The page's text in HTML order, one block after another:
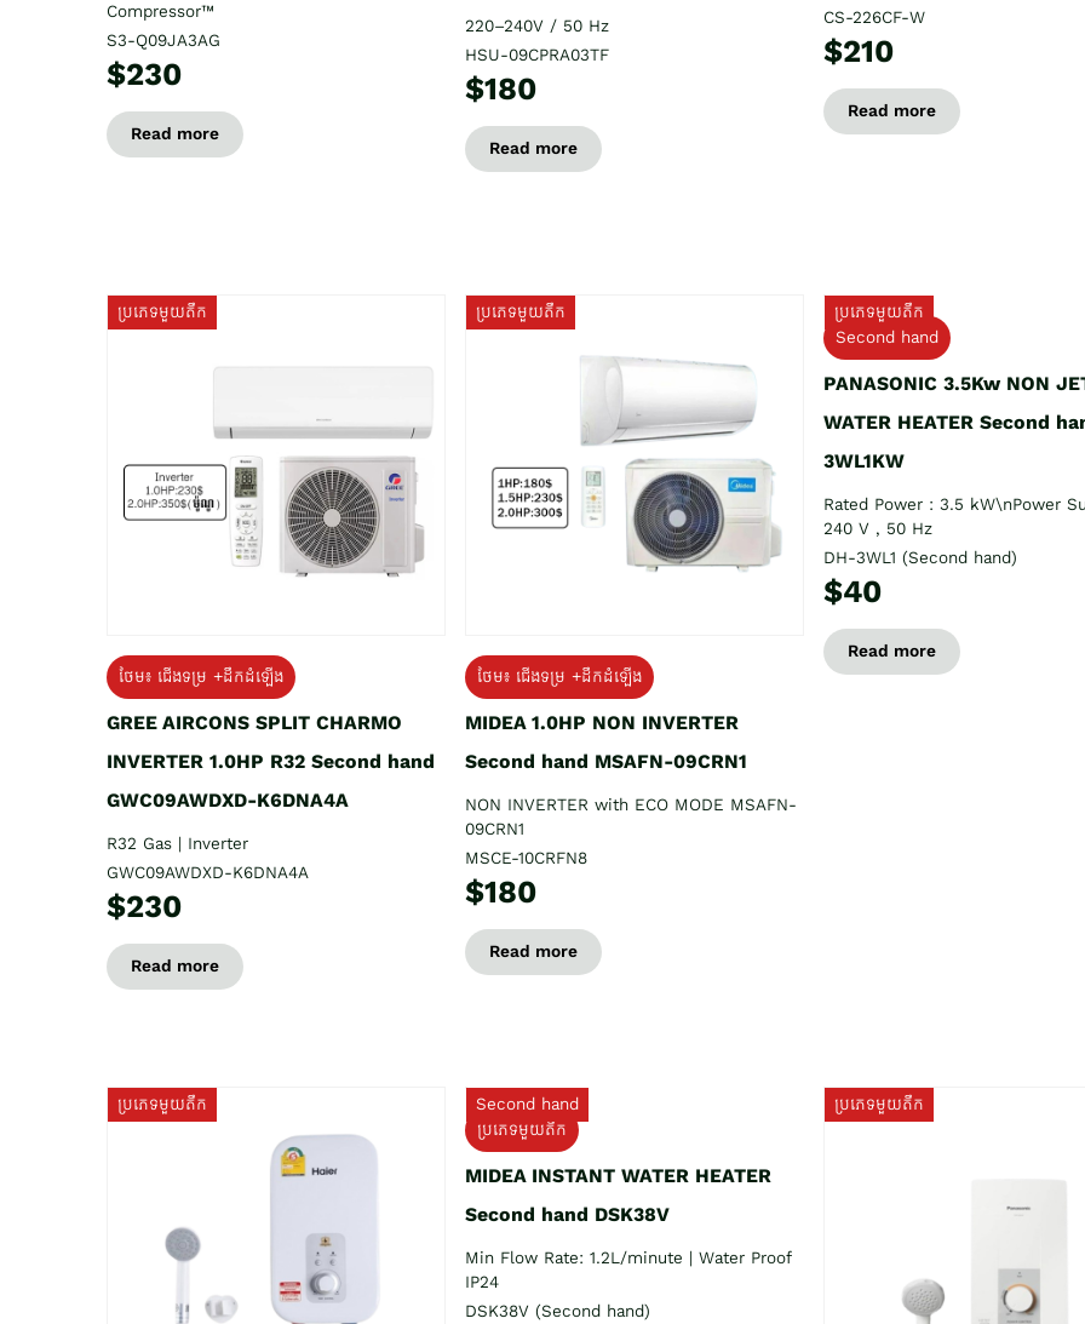
Compressor™
S3-Q09JA3AG
$230
Read more
220–240V / 50 Hz
HSU-09CPRA03TF
$180
Read more
CS-226CF-W
$210
Read more
ប្រភេទមួយតឹក
ថែម៖ ជើងទម្រ +ដឹកដំឡើង
GREE AIRCONS SPLIT CHARMO
INVERTER 1.0HP R32 Second hand
GWC09AWDXD-K6DNA4A
R32 Gas | Inverter
GWC09AWDXD-K6DNA4A
$230
Read more
ប្រភេទមួយតឹក
ថែម៖ ជើងទម្រ +ដឹកដំឡើង
MIDEA 1.0HP NON INVERTER
Second hand MSAFN-09CRN1
NON INVERTER with ECO MODE MSAFN-
09CRN1
MSCE-10CRFN8
$180
Read more
ប្រភេទមួយតឹក
Second hand
PANASONIC 3.5Kw NON
WATER HEATER Second
3WL1KW
Rated Power : 3.5 kW\nPower
240 V , 50 Hz
DH-3WL1 (Second hand)
$40
Read more
ប្រភេទមួយតឹក
Second hand
ប្រភេទមួយតឹក
MIDEA INSTANT WATER HEATER
Second hand DSK38V
Min Flow Rate: 1.2L/minute | Water Proof
IP24
DSK38V (Second hand)
ប្រភេទមួយតឹក